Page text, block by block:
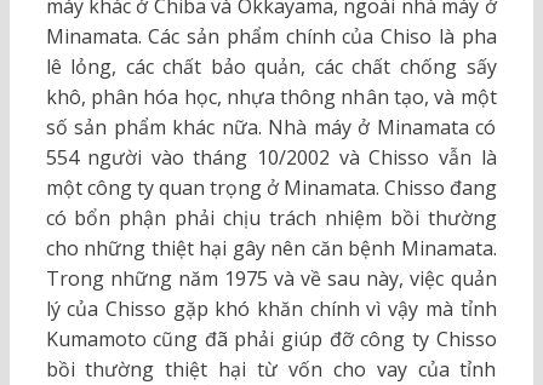
máy khác ở Chiba và Okkayama, ngoài nhà máy ở
Minamata. Các sản phẩm chính của Chiso là pha
lê lỏng, các chất bảo quản, các chất chống sấy
khô, phân hóa học, nhựa thông nhân tạo, và một
số sản phẩm khác nữa. Nhà máy ở Minamata có
554 người vào tháng 10/2002 và Chisso vẫn là
một công ty quan trọng ở Minamata. Chisso đang
có bổn phận phải chịu trách nhiệm bồi thường
cho những thiệt hại gây nên căn bệnh Minamata.
Trong những năm 1975 và về sau này, việc quản
lý của Chisso gặp khó khăn chính vì vậy mà tỉnh
Kumamoto cũng đã phải giúp đỡ công ty Chisso
bồi thường thiệt hại từ vốn cho vay của tỉnh